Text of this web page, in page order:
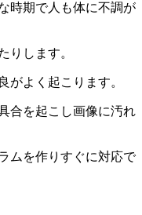
時期で人も体に不調が
りします。
がよく起こります。
合を起こし画像に汚れ
ムを作りすぐに対応で